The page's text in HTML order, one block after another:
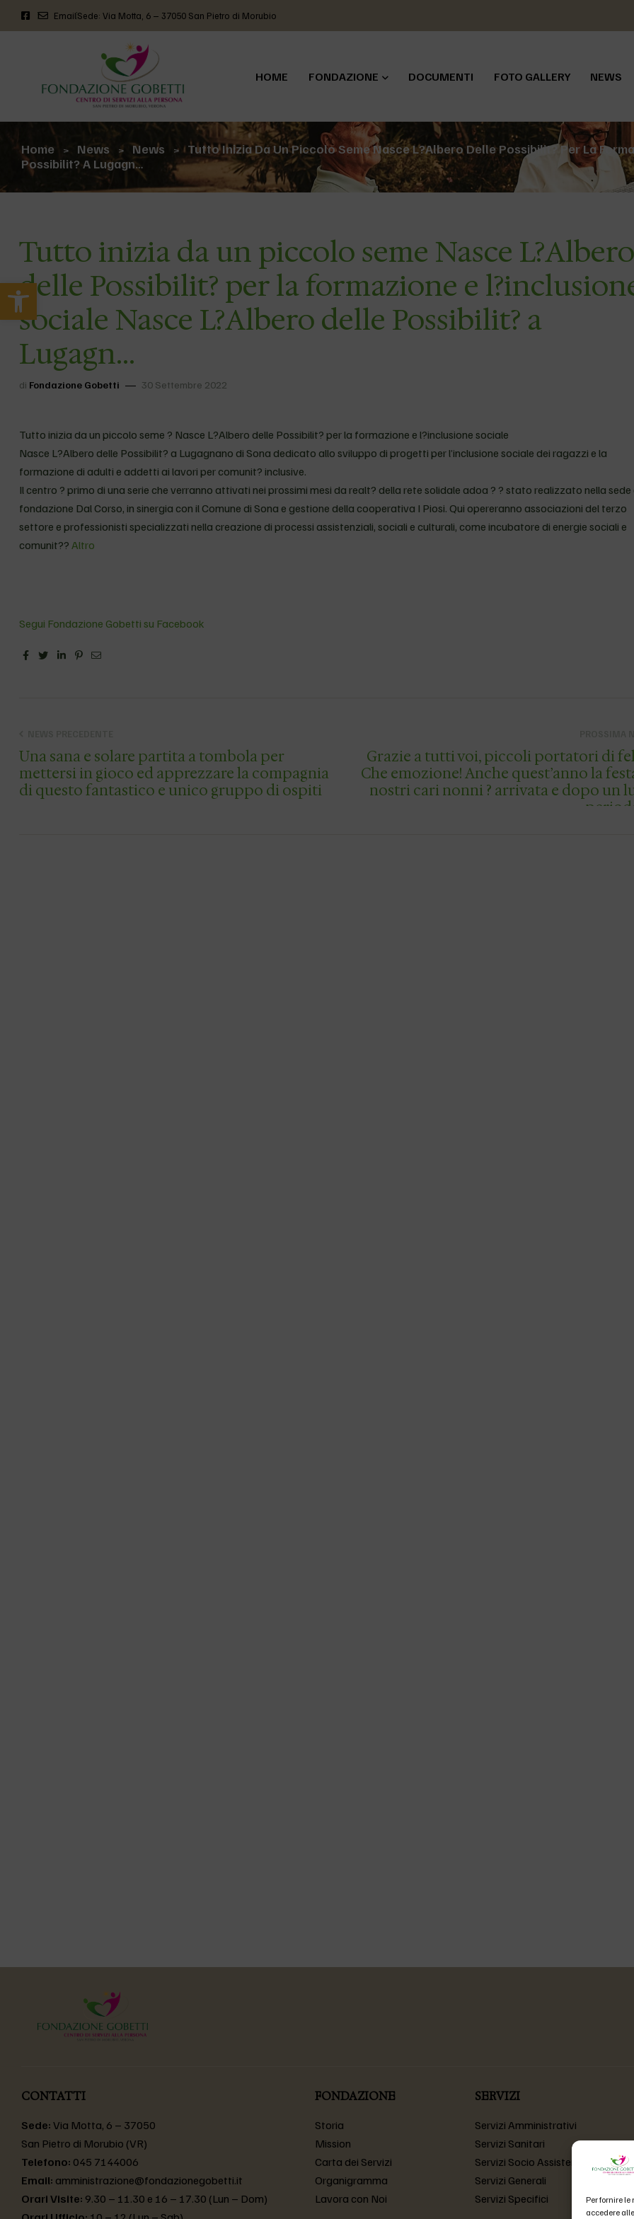
Apri la barra degli strumenti
Per fornire
accedere
EmailSede: Via Motta, 6 – 37050 San Pietro di Morubio
HOME FONDAZIONE DOCUMENTI FOTO GALLERY NEWS
Home > News > News >
Tutto Inizia Da Un Piccolo Seme Nasce L?Albero Delle Possibilit? Per La
Possibilit? A Lugagn…
Tutto inizia da un piccolo seme Nasce L?Albero
delle Possibilit? per la formazione e
sociale Nasce L?Albero delle Possibilit? a
Lugagn…
di Fondazione Gobetti 30 Settembre 2022
Tutto inizia da un piccolo seme ? Nasce L?Albero delle Possibilit? per la formazione e l?inclusione sociale
Nasce L?Albero delle Possibilit? a Lugagnano di Sona dedicato allo sviluppo di progetti per l’inclusione sociale dei ragazzi e la
formazione di adulti e addetti ai lavori per comunit? inclusive.
Il centro ? primo di una serie che verranno attivati nei prossimi mesi da realt? della rete solidale adoa ? ? stato realizzato nella sede
fondazione Dal Corso, in sinergia con il Comune di Sona e gestione della cooperativa I Piosi. Qui opereranno associazioni del terzo
settore e professionisti specializzati nella creazione di processi assistenziali, sociali e culturali, come incubatore di energie sociali e
comunit?? Altro
Segui Fondazione Gobetti su Facebook
FacebookTwitterLinkedinPinterest
Email
Una sana e solare partita a tombola per
mettersi in gioco ed apprezzare la compagnia
di questo fantastico e unico gruppo di ospiti
Grazie a tutti voi, piccoli portatori di
Che emozione! Anche quest’anno la
nostri cari nonni ? arrivata e dopo un
CONTATTI
Sede: Via Motta, 6 – 37050
San Pietro di Morubio (VR)
Telefono: 045 7144006
Email: amministrazione@fondazionegobetti.it
Orari Visite: 9.30 – 11.30 e 16 – 17.30 (Lun – Dom)
FONDAZIONE
Storia
Mission
Carta dei Servizi
Organigramma
Lavora con Noi
SERVIZI
Servizi Amministrativi
Servizi Sanitari
Servizi Socio Assistenziali
Servizi Generali
Servizi Specifici